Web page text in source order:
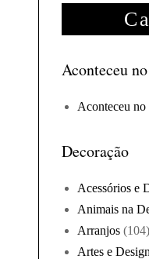
Aconteceu
Aconteceu
Decoração
Acessórios e
Animais na
Arranjos (104)
Artes e Design